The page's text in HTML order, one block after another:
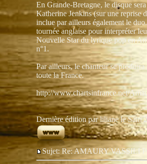
En Grande-Bretagne, le disque
Katherine Jenkins (sur une reprise
inclue par ailleurs également le
tournée anglaise pour interpréter
Nouvelle Star du lyrique pop en
n°1.
Par ailleurs, le chanteur se
toute la France.
http://www.chartsinfrance.net/
Dernière édition par liliane le Sam
Sujet: Re: AMAURY VASSILI